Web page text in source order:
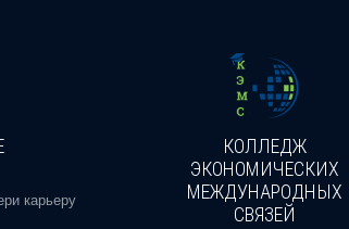
карьеру
КОЛЛЕДЖ
ЭКОНОМИЧЕСКИХ
МЕЖДУНАРОДНЫХ
СВЯЗЕЙ